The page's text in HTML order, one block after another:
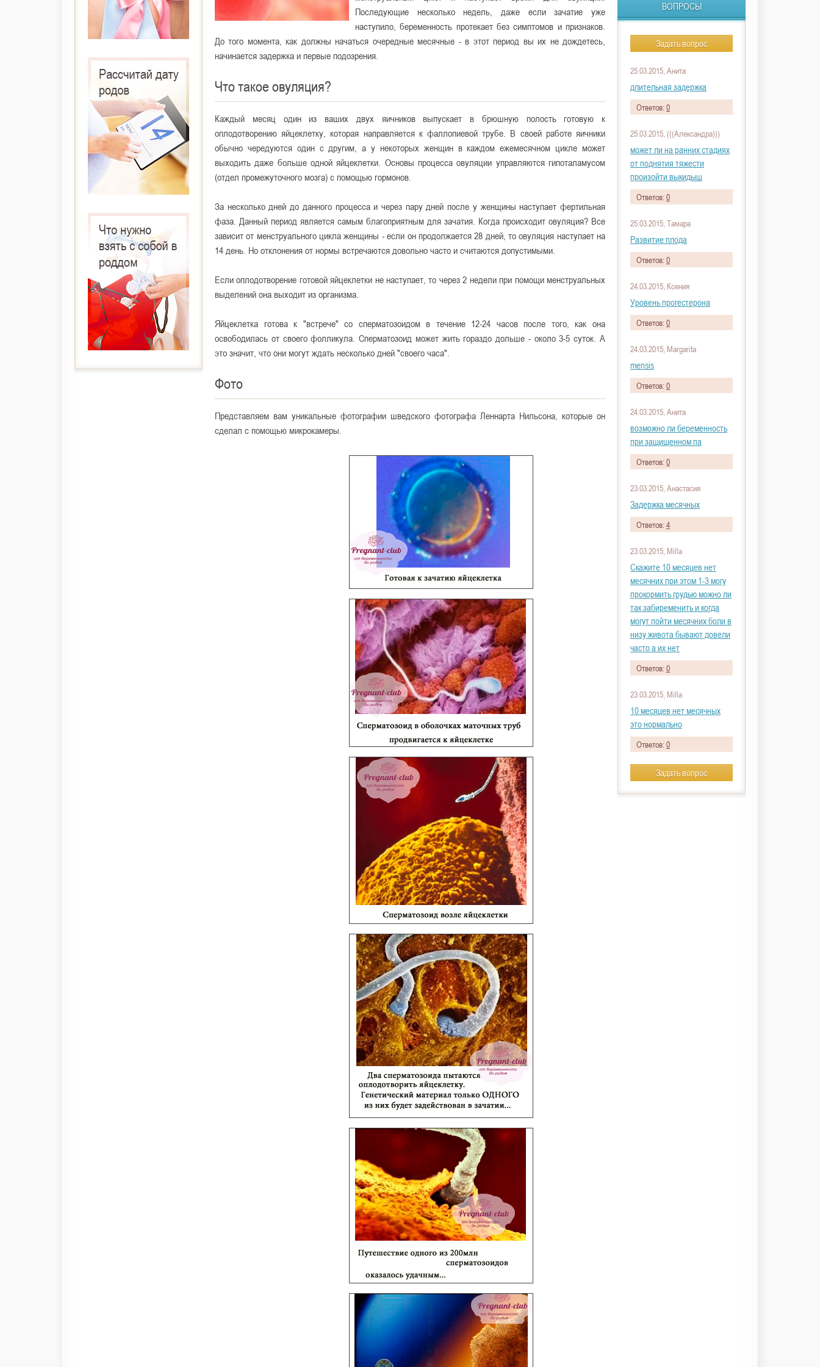
Последующие несколько недель, даже если зачатие уже
наступило, беременность протекает без симптомов и признаков.
До того момента, как должны начаться очередные месячные - в этот период вы их не дождетесь,
начинается задержка и первые подозрения.
Что такое овуляция?
Каждый месяц один из ваших двух яичников выпускает в брюшную полость готовую к
оплодотворению яйцеклетку, которая направляется к фаллопиевой трубе. В своей работе яичники
обычно чередуются один с другим, а у некоторых женщин в каждом ежемесячном цикле может
выходить даже больше одной яйцеклетки. Основы процесса овуляции управляются гипоталамусом
(отдел промежуточного мозга) с помощью гормонов.
За несколько дней до данного процесса и через пару дней после у женщины наступает фертильная
фаза. Данный период является самым благоприятным для зачатия. Когда происходит овуляция? Все
зависит от менструального цикла женщины - если он продолжается 28 дней, то овуляция наступает на
14 день. Но отклонения от нормы встречаются довольно часто и считаются допустимыми.
Если оплодотворение готовой яйцеклетки не наступает, то через 2 недели при помощи менструальных
выделений она выходит из организма.
Яйцеклетка готова к "встрече" со сперматозоидом в течение 12-24 часов после того, как она
освободилась от своего фолликула. Сперматозоид может жить гораздо дольше - около 3-5 суток. А
это значит, что они могут ждать несколько дней "своего часа".
Фото
Представляем вам уникальные фотографии шведского фотографа Леннарта Нильсона, которые он
сделал с помощью микрокамеры.
ВОПРОСЫ
Задать вопрос
25.03.2015, Анита
длительная задержка
Ответов:0
25.03.2015, (((Александра)))
может ли на ранних стадиях
от поднятия тяжести
произойти выкидыш
Ответов:0
25.03.2015, Тамара
Развитие плода
Ответов:0
24.03.2015, Ксения
Уровень прогестерона
Ответов:0
24.03.2015, Margarita
mensis
Ответов:0
24.03.2015, Анита
возможно ли беременность
при защищенном па
Ответов:0
23.03.2015, Анастасия
Задержка месячных
Ответов:4
23.03.2015, Milla
Скажите 10 месяцев нет
месячних при этом 1-3 могу
прокормить грудью можно ли
так забиременить и когда
могут пойти месячних боли в
низу живота бывают довели
часто а их нет
Ответов:0
23.03.2015, Milla
10 месяцев нет месячных
это нормально
Ответов:0
Задать вопрос